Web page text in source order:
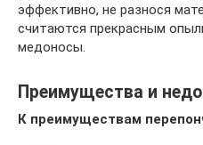
эффективно, не разнося
считаются прекрасным
медоносы.
Преимущества и
К преимуществам